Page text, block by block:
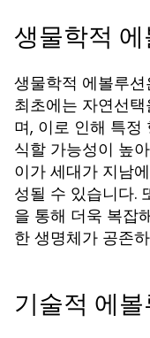
생물학적
생물학적 에볼루
최초에는 자연선
며, 이로 인해 특정
식할 가능성이 높
이가 세대가 지남
성될 수 있습니다.
을 통해 더욱 복잡
한 생명체가 공존
기술적 에